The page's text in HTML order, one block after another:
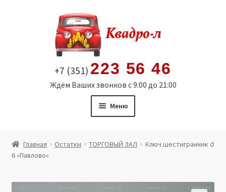
содержимому
+7 (351) 223 56 46
Ждём Ваших звонков с 9:00 до 21:00
Меню
Витрина
Мой аккаунт
Главная Остатки ТОРГОВЫЙ ЗАЛ
Ключ шестигранник d
6 «Павлово»